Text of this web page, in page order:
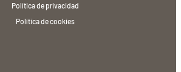
Política de privacidad
Política de cookies